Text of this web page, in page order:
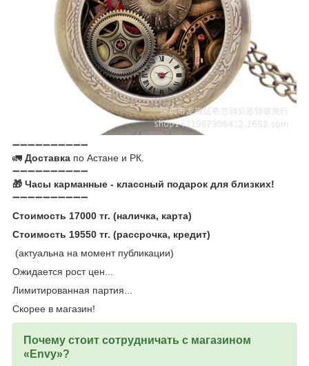
➖➖➖➖➖➖➖➖➖➖
🚛 Доставка по Астане и РК.
➖➖➖➖➖➖➖➖➖➖
🎁 Часы карманные - классный подарок для близких!
➖➖➖➖➖➖➖➖➖➖
Стоимость 17000 тг. (наличка, карта)
Стоимость 19550 тг. (рассрочка, кредит)
(актуальна на момент публикации)
Ожидается рост цен...
Лимитированная партия...
Скорее в магазин!
Почему стоит сотрудничать с магазином
«Envy»?